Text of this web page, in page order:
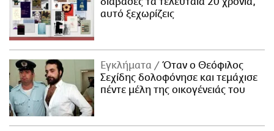
αυτό ξεχωρίζεις
Εγκλήματα
Όταν ο Θεόφιλος
Σεχίδης δολοφόνησε και τεμάχισε
πέντε μέλη της οικογένειάς του